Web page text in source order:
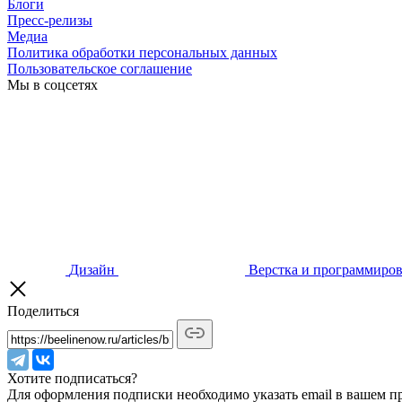
Блоги
Пресс-релизы
Медиа
Политика обработки персональных данных
Пользовательское соглашение
Мы в соцсетях
Дизайн Верстка и
Поделиться
Хотите подписаться?
Для оформления подписки необходимо указать email в вашем